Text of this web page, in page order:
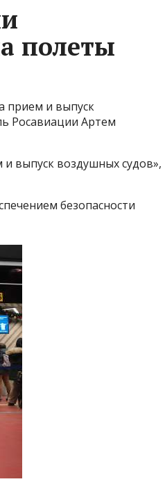
полеты
прием и выпуск
Росавиации Артем
выпуск воздушных судов»,
безопасности